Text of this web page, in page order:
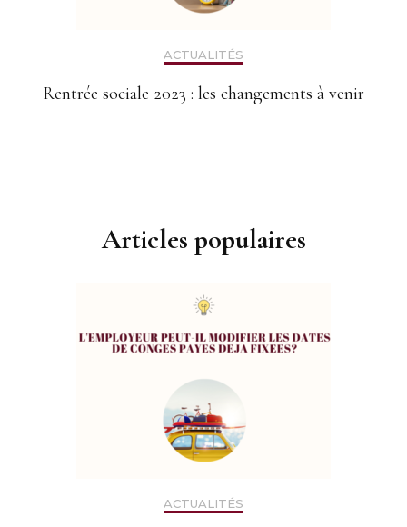
ACTUALITÉS
Rentrée sociale 2023 : les changements à venir
Articles populaires
ACTUALITÉS